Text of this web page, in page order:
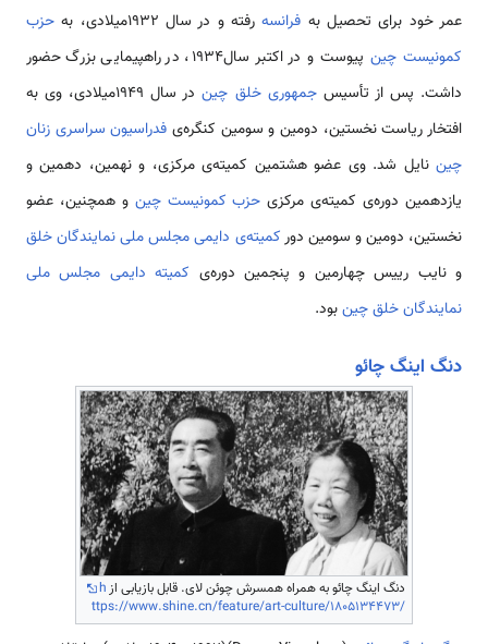
عمر خود برای تحصیل به فرانسهرفته و در سال 1932میلادی، به
حزب
کمونیست چین
پیوست و در اکتبر سال1934، در راهپیمایی بزرگ حضور
داشت. پس از تأسیسجمهوری خلق چین
در سال 1949میلادی، وی به
افتخار ریاست نخستین، دومین و سومین کنگره‌­ی فدراسیون سراسری زنان
چین نایل شد. وی عضو هشتمین کمیته‌­ی مرکزی، و نهمین، دهمین و
یازدهمین دوره‌­ی کمیته­‌ی مرکزی حزب کمونیست چین و هم­چنین، عضو
نخستین، دومین و سومین دورکمیته­‌ی دایمی مجلس ملی نمایندگان خلق
و نایب رییس چهارمین و پنجمین دوره­‌ی کمیته دایمی مجلس ملی
نمایندگان خلق چینبود.
دنگ اینگ چائو
دنگ اینگ چائو به همراه همسرش چوئن لای. قابل بازیابی از h
ttps://www.shine.cn/feature/art-culture/1805134473/